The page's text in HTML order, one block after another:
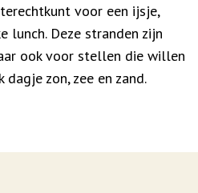
voor een ijsje,
lunch. Deze stranden zijn
ook voor stellen die willen
zon, zee en zand.